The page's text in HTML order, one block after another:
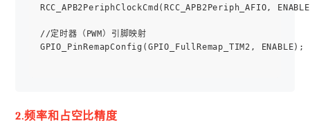
RCC_APB2PeriphClockCmd(RCC_APB2Periph_AFIO,
//定时器（PWM）引脚映射
GPIO_PinRemapConfig(GPIO_FullRemap_TIM2, ENABLE);
2.频率和占空比精度